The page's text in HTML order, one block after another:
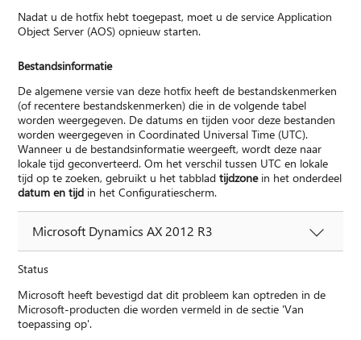
Nadat u de hotfix hebt toegepast, moet u de service Application
Object Server (AOS) opnieuw starten.
Bestandsinformatie
De algemene versie van deze hotfix heeft de bestandskenmerken
(of recentere bestandskenmerken) die in de volgende tabel
worden weergegeven. De datums en tijden voor deze bestanden
worden weergegeven in Coordinated Universal Time (UTC).
Wanneer u de bestandsinformatie weergeeft, wordt deze naar
lokale tijd geconverteerd. Om het verschil tussen UTC en lokale
tijd op te zoeken, gebruikt u het tabbladtijdzonein het onderdeel
datum en tijd in het Configuratiescherm.
Microsoft Dynamics AX 2012 R3
Status
Microsoft heeft bevestigd dat dit probleem kan optreden in de
Microsoft-producten die worden vermeld in de sectie 'Van
toepassing op'.